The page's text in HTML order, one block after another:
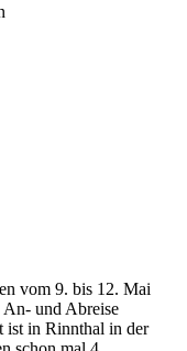
vom 9. bis 12. Mai
An- und Abreise
ist in Rinnthal in der